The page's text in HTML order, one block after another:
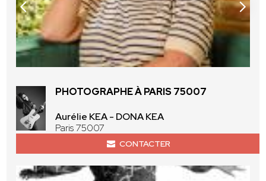
PHOTOGRAPHE À PARIS 75007
Aurélie KEA - DONA KEA
Paris 75007
CONTACTER